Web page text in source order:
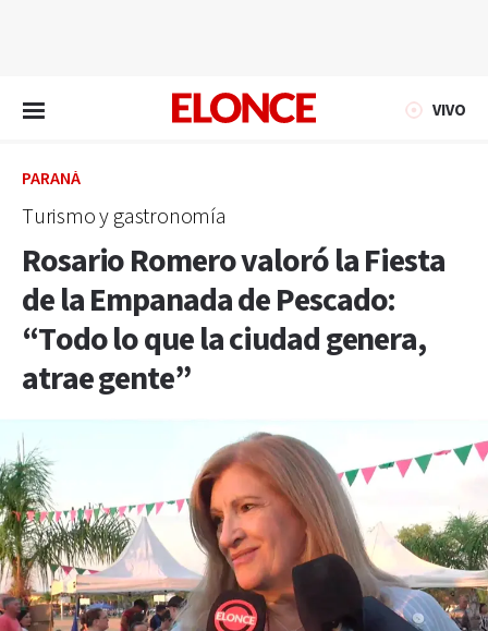
VIVO
PARANÁ
Turismo y gastronomía
Rosario Romero valoró la Fiesta
de la Empanada de Pescado:
“Todo lo que la ciudad genera,
atrae gente”